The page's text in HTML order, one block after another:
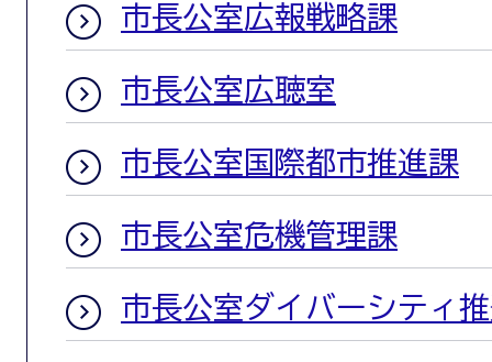
市長公室広報戦略課
市長公室広聴室
市長公室国際都市推進課
市長公室危機管理課
市長公室ダイバーシティ